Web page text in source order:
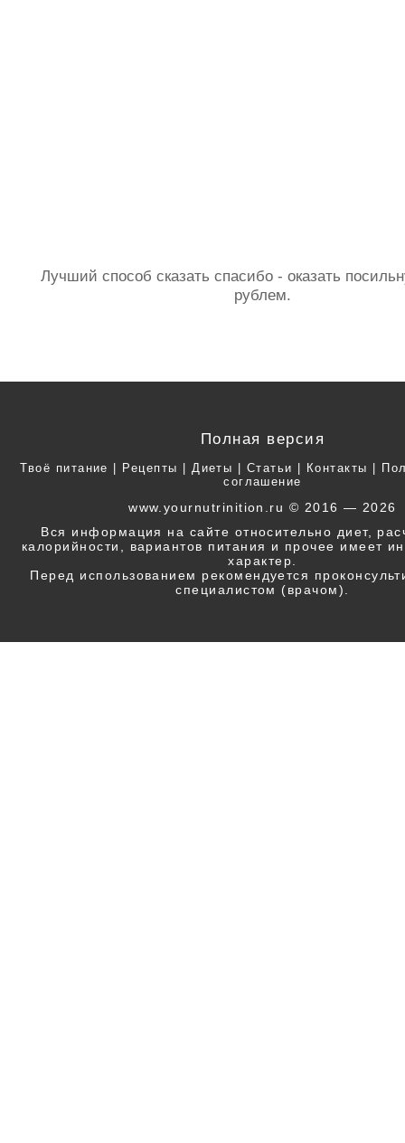
Лучший способ сказать спасибо - оказать
рублем.
Полная версия
Твоё питание | Рецепты | Диеты | Статьи | Контакты |
соглашение
www.yournutrinition.ru © 2016 — 2026
Вся информация на сайте относительно диет,
калорийности, вариантов питания и прочее имеет
характер.
Перед использованием рекомендуется
специалистом (врачом).